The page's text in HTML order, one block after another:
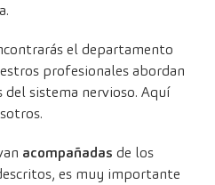
el departamento
profesionales abordan
sistema nervioso. Aquí
acompañadas de los
es muy importante